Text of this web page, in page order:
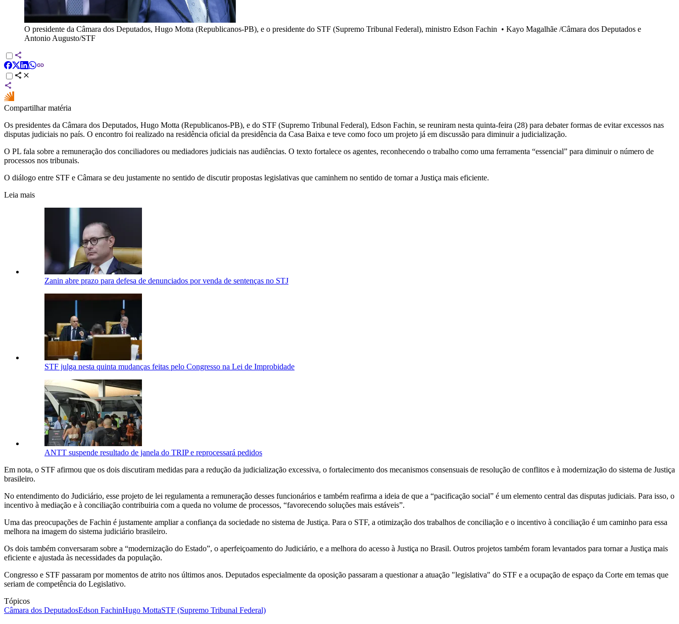
O presidente da Câmara dos Deputados, Hugo Motta (Republicanos-PB), e o presidente do STF (Supremo Tribunal Federal), ministro Edson Fachin • Kayo Magalhãe /Câmara dos Deputados e
Antonio Augusto/STF
Compartilhar matéria
Os presidentes da Câmara dos Deputados, Hugo Motta (Republicanos-PB), e do STF (Supremo Tribunal Federal), Edson Fachin, se reuniram nesta quinta-feira (28) para debater formas de evitar excessos nas
disputas judiciais no país. O encontro foi realizado na residência oficial da presidência da Casa Baixa e teve como foco um projeto já em discussão para diminuir a judicialização.
O PL fala sobre a remuneração dos conciliadores ou mediadores judiciais nas audiências. O texto fortalece os agentes, reconhecendo o trabalho como uma ferramenta “essencial” para diminuir o número de
processos nos tribunais.
O diálogo entre STF e Câmara se deu justamente no sentido de discutir propostas legislativas que caminhem no sentido de tornar a Justiça mais eficiente.
Leia mais
Zanin abre prazo para defesa de denunciados por venda de sentenças no STJ
STF julga nesta quinta mudanças feitas pelo Congresso na Lei de Improbidade
ANTT suspende resultado de janela do TRIP e reprocessará pedidos
Em nota, o STF afirmou que os dois discutiram medidas para a redução da judicialização excessiva, o fortalecimento dos mecanismos consensuais de resolução de conflitos e à modernização do sistema de Justiça
brasileiro.
No entendimento do Judiciário, esse projeto de lei regulamenta a remuneração desses funcionários e também reafirma a ideia de que a “pacificação social” é um elemento central das disputas judiciais. Para isso, o
incentivo à mediação e à conciliação contribuiria com a queda no volume de processos, “favorecendo soluções mais estáveis”.
Uma das preocupações de Fachin é justamente ampliar a confiança da sociedade no sistema de Justiça. Para o STF, a otimização dos trabalhos de conciliação e o incentivo à conciliação é um caminho para essa
melhora na imagem do sistema judiciário brasileiro.
Os dois também conversaram sobre a “modernização do Estado”, o aperfeiçoamento do Judiciário, e a melhora do acesso à Justiça no Brasil. Outros projetos também foram levantados para tornar a Justiça mais
eficiente e ajustada às necessidades da população.
Congresso e STF passaram por momentos de atrito nos últimos anos. Deputados especialmente da oposição passaram a questionar a atuação "legislativa" do STF e a ocupação de espaço da Corte em temas que
seriam de competência do Legislativo.
Tópicos
Câmara dos DeputadosEdson FachinHugo MottaSTF (Supremo Tribunal Federal)